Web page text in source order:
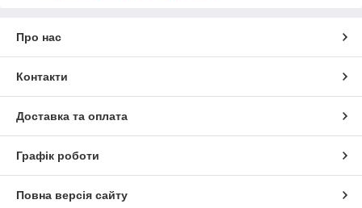
Про нас
Контакти
Доставка та оплата
Графік роботи
Повна версія сайту